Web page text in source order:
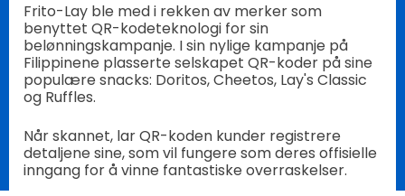
Frito-Lay ble med i rekken av merker som
benyttet QR-kodeteknologi for sin
belønningskampanje. I sin nylige kampanje på
Filippinene plasserte selskapet QR-koder på sine
populære snacks: Doritos, Cheetos, Lay's Classic
og Ruffles.
Når skannet, lar QR-koden kunder registrere
detaljene sine, som vil fungere som deres offisielle
inngang for å vinne fantastiske overraskelser.